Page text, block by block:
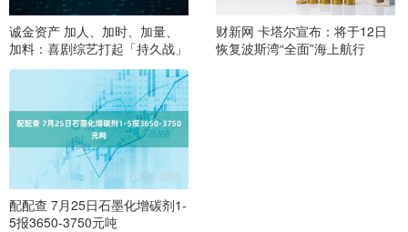
诚金资产 加人、加时、加量、
加料：喜剧综艺打起「持久战」
财新网 卡塔尔宣布：将于12日
恢复波斯湾“全面”海上航行
配配查 7月25日石墨化增碳剂1-
5报3650-3750元吨